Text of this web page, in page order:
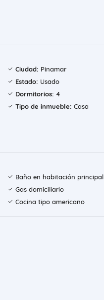
Ciudad: Pinamar
Estado: Usado
Dormitorios: 4
Tipo de inmueble: Casa
Baño en habitación principal
Gas domiciliario
Cocina tipo americano